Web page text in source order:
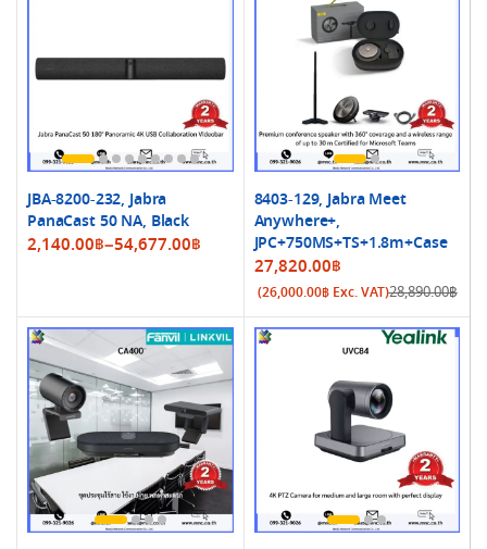
JBA-8200-232, Jabra
PanaCast 50 NA, Black
2,140.00฿–54,677.00฿
Price
through
54,677.00฿
8403-129, Jabra Meet
Anywhere+,
JPC+750MS+TS+1.8m+Case
28,890.00฿
Original
price
was:
28,890.00฿.
27,820.00฿
Current
price
is:
27,820.00฿.
(26,000.00฿Exc. VAT)